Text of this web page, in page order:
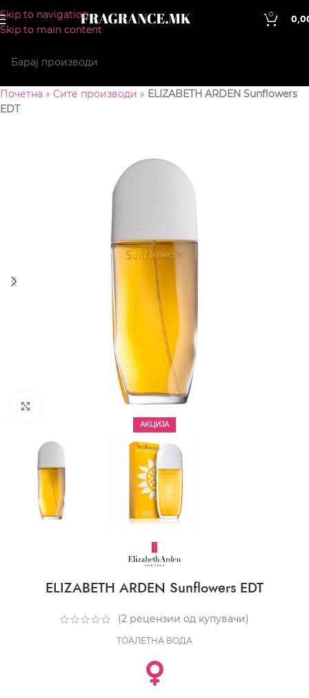
Skip to navigation
Skip to main content
0
Почетна » Сите производи » ELIZABETH ARDEN Sunflowers
EDT
АКЦИЈА
CLICK TO ENLARGE
ELIZABETH ARDEN Sunflowers EDT
(2 рецензии од купувачи)
ТОАЛЕТНА ВОДА